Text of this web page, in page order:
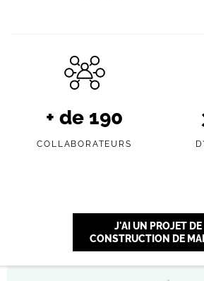
+ de 190
COLLABORATEURS
J'AI UN PROJET DE
CONSTRUCTION DE